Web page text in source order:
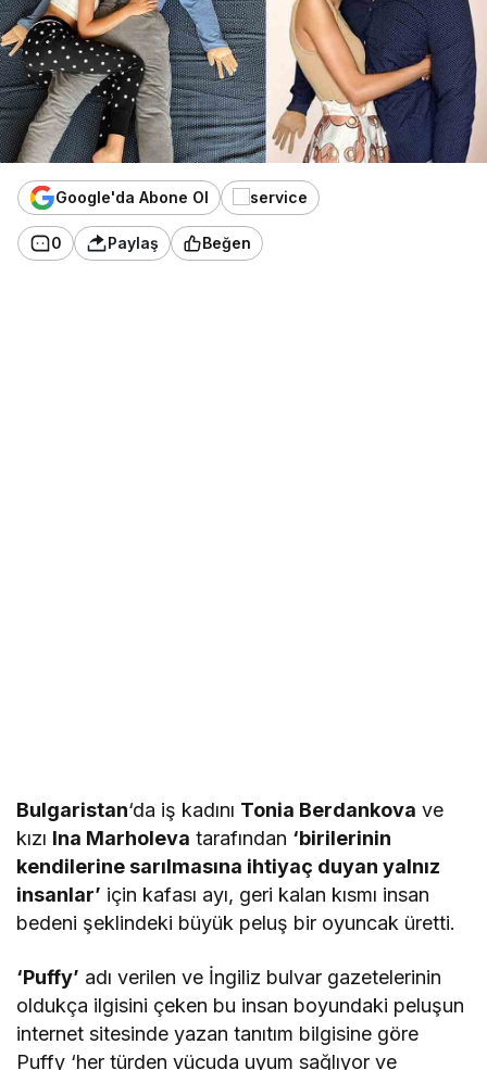
Google'da Abone Ol
0 Paylaş Beğen
Bulgaristan‘da iş kadını Tonia Berdankova ve
kızı Ina Marholeva tarafından ‘birilerinin
kendilerine sarılmasına ihtiyaç duyan yalnız
insanlar’ için kafası ayı, geri kalan kısmı insan
bedeni şeklindeki büyük peluş bir oyuncak üretti.
‘Puffy’ adı verilen ve İngiliz bulvar gazetelerinin
oldukça ilgisini çeken bu insan boyundaki peluşun
internet sitesinde yazan tanıtım bilgisine göre
Puffy ‘her türden vücuda uyum sağlıyor ve